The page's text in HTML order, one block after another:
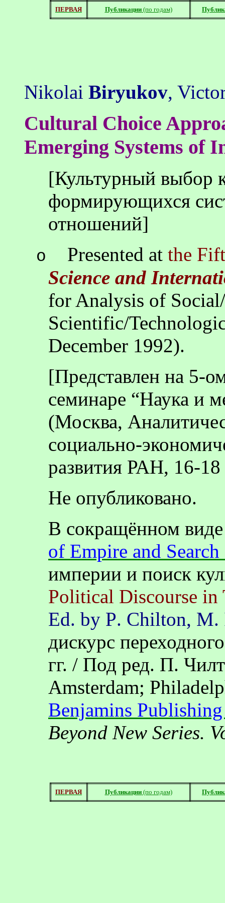
ПЕРВАЯ Публикации(по годам)
Nikolai Biryukov,
Cultural Choice
Emerging Systems of
[Культурный выбор
формирующихся
отношений]
o Presented at the
Science and
for Analysis of
Scientific/
December 1992).
[Представлен на 5-
семинаре “Наука и
(Москва,
социально-
развития РАН, 16-18
Не опубликовано.
В сокращённом
of Empire and Search
империи и поиск
Political Discourse in
Ed. by P. Chilton, M.
дискурс
гг. / Под ред. П.
Amsterdam;
Benjamins
Beyond New Series.
ПЕРВАЯ Публикации(по годам)